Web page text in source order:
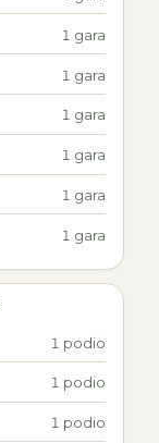
1 gara
1 gara
1 gara
1 gara
1 gara
1 gara
1 podio
1 podio
1 podio